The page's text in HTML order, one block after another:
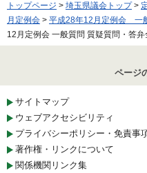
トップページ > 埼玉県議会トップ>
月定例会 > 平成28年12月定例会 一
12月定例会 一般質問 質疑質問・答
ページ
サイトマップ
ウェブアクセシビリティ
プライバシーポリシー・免責事
著作権・リンクについて
関係機関リンク集